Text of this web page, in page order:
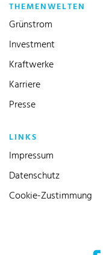
THEMENWELTEN
Grünstrom
Investment
Kraftwerke
Karriere
Presse
LINKS
Impressum
Datenschutz
Cookie-Zustimmung